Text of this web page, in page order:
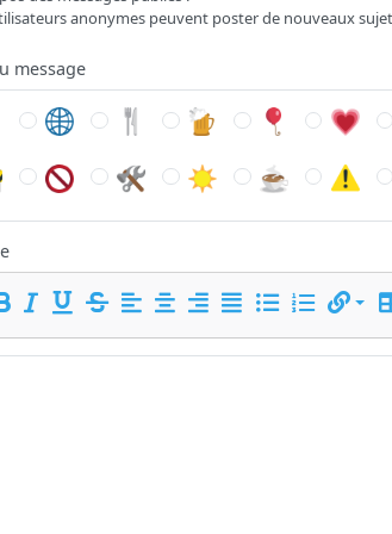
anonymes peuvent poster de nouveaux
message